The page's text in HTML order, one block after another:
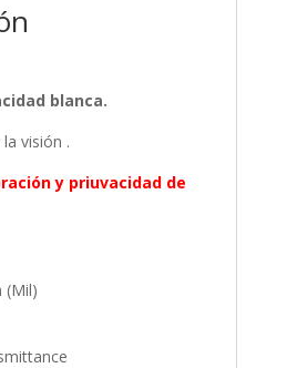
blanca.
visión .
y priuvacidad de
Of Film (Mil)
Transmittance